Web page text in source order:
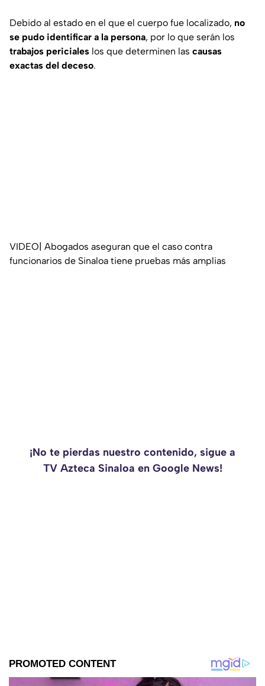
Debido al estado en el que el cuerpo fue localizado, no
se pudo identificar a la persona, por lo que serán los
trabajos periciales los que determinen las causas
exactas del deceso.
VIDEO| Abogados aseguran que el caso contra
funcionarios de Sinaloa tiene pruebas más amplias
¡No te pierdas nuestro contenido, sigue a
TV Azteca Sinaloa en Google News!